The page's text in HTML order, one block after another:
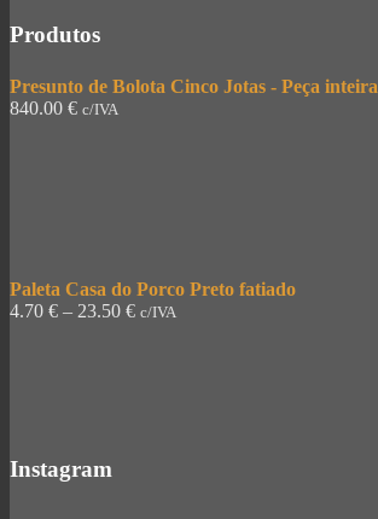
Produtos
Presunto de Bolota Cinco Jotas - Peça inteira
840.00 € c/IVA
Paleta Casa do Porco Preto fatiado
4.70 € – 23.50 € c/IVA
Instagram